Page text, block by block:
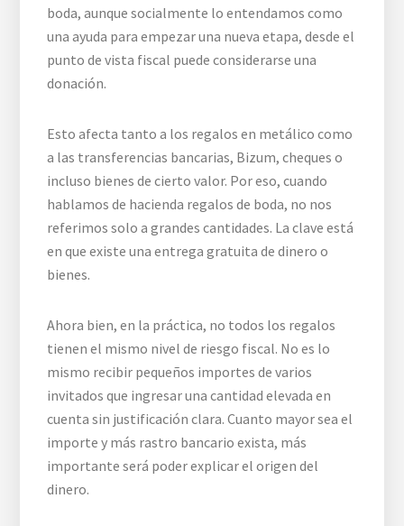
boda, aunque socialmente lo entendamos como
una ayuda para empezar una nueva etapa, desde el
punto de vista fiscal puede considerarse una
donación.
Esto afecta tanto a los regalos en metálico como
a las transferencias bancarias, Bizum, cheques o
incluso bienes de cierto valor. Por eso, cuando
hablamos de hacienda regalos de boda, no nos
referimos solo a grandes cantidades. La clave está
en que existe una entrega gratuita de dinero o
bienes.
Ahora bien, en la práctica, no todos los regalos
tienen el mismo nivel de riesgo fiscal. No es lo
mismo recibir pequeños importes de varios
invitados que ingresar una cantidad elevada en
cuenta sin justificación clara. Cuanto mayor sea el
importe y más rastro bancario exista, más
importante será poder explicar el origen del
dinero.